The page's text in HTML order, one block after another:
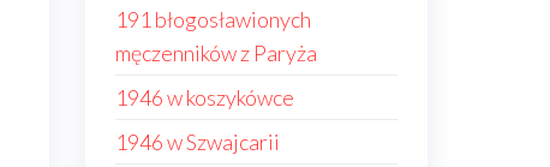
191 błogosławionych
męczenników z Paryża
1946 w koszykówce
1946 w Szwajcarii